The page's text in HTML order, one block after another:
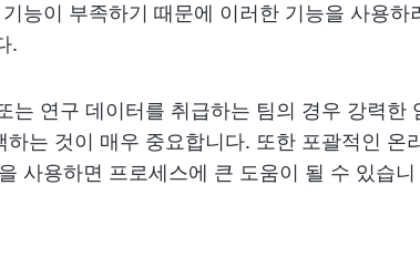
능이 부족하기 때문에 이러한 기능을 사용하
.
는 연구 데이터를 취급하는 팀의 경우 강력한
는 것이 매우 중요합니다. 또한 포괄적인 온
사용하면 프로세스에 큰 도움이 될 수 있습니